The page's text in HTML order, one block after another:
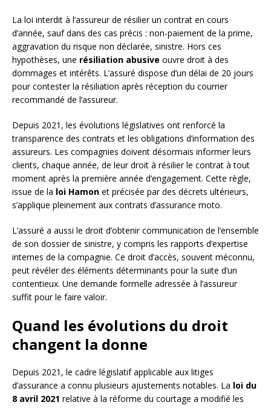
La loi interdit à l’assureur de résilier un contrat en cours
d’année, sauf dans des cas précis : non-paiement de la prime,
aggravation du risque non déclarée, sinistre. Hors ces
hypothèses, une résiliation abusive ouvre droit à des
dommages et intérêts. L’assuré dispose d’un délai de 20 jours
pour contester la résiliation après réception du courrier
recommandé de l’assureur.
Depuis 2021, les évolutions législatives ont renforcé la
transparence des contrats et les obligations d’information des
assureurs. Les compagnies doivent désormais informer leurs
clients, chaque année, de leur droit à résilier le contrat à tout
moment après la première année d’engagement. Cette règle,
issue de la loi Hamon et précisée par des décrets ultérieurs,
s’applique pleinement aux contrats d’assurance moto.
L’assuré a aussi le droit d’obtenir communication de l’ensemble
de son dossier de sinistre, y compris les rapports d’expertise
internes de la compagnie. Ce droit d’accès, souvent méconnu,
peut révéler des éléments déterminants pour la suite d’un
contentieux. Une demande formelle adressée à l’assureur
suffit pour le faire valoir.
Quand les évolutions du droit
changent la donne
Depuis 2021, le cadre législatif applicable aux litiges
d’assurance a connu plusieurs ajustements notables. La loi du
8 avril 2021 relative à la réforme du courtage a modifié les